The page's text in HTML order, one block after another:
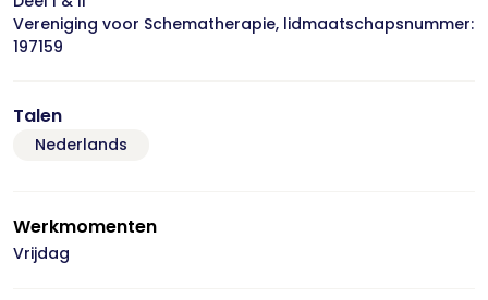
Vereniging voor Schematherapie, lidmaatschapsnummer:
197159
Talen
Nederlands
Werkmomenten
Vrijdag